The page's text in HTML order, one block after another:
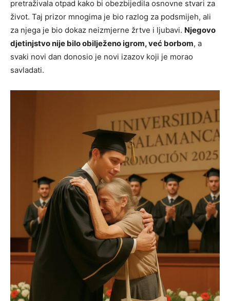
pretraživala otpad kako bi obezbijedila osnovne stvari za
život. Taj prizor mnogima je bio razlog za podsmijeh, ali
za njega je bio dokaz neizmjerne žrtve i ljubavi. Njegovo
djetinjstvo nije bilo obilježeno igrom, već borbom, a
svaki novi dan donosio je novi izazov koji je morao
savladati.